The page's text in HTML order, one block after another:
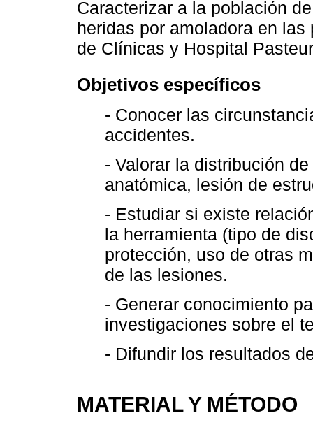
Caracterizar a la población
heridas por amoladora en
de Clínicas y Hospital
Objetivos específicos
- Conocer las
accidentes.
- Valorar la distribución
anatómica, lesión de
- Estudiar si existe
la herramienta (tipo de
protección, uso de otras
de las lesiones.
- Generar conocimiento
investigaciones sobre el
- Difundir los resultados
MATERIAL Y MÉTODO